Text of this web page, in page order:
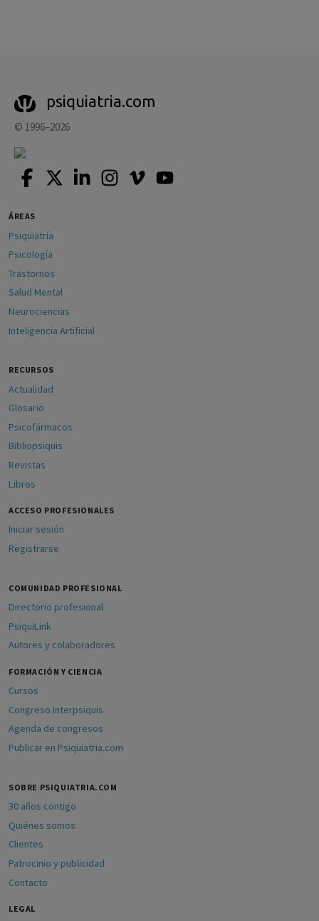
psiquiatria.com
© 1996–2026
ÁREAS
Psiquiatría
Psicología
Trastornos
Salud Mental
Neurociencias
Inteligencia Artificial
RECURSOS
Actualidad
Glosario
Psicofármacos
Bibliopsiquis
Revistas
Libros
ACCESO PROFESIONALES
Iniciar sesión
Registrarse
COMUNIDAD PROFESIONAL
Directorio profesional
PsiquiLink
Autores y colaboradores
FORMACIÓN Y CIENCIA
Cursos
Congreso Interpsiquis
Agenda de congresos
Publicar en Psiquiatria.com
SOBRE PSIQUIATRIA.COM
30 años contigo
Quiénes somos
Clientes
Patrocinio y publicidad
Contacto
LEGAL